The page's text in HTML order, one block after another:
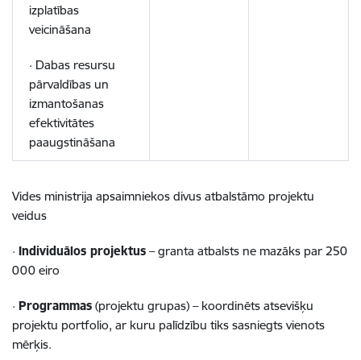
izplatības
veicināšana
· Dabas resursu
pārvaldības un
izmantošanas
efektivitātes
paaugstināšana
Vides ministrija apsaimniekos divus atbalstāmo projektu
veidus
· Individuālos projektus – granta atbalsts ne mazāks par 250
000 eiro
· Programmas (projektu grupas) – koordinēts atsevišķu
projektu portfolio, ar kuru palīdzību tiks sasniegts vienots
mērķis.